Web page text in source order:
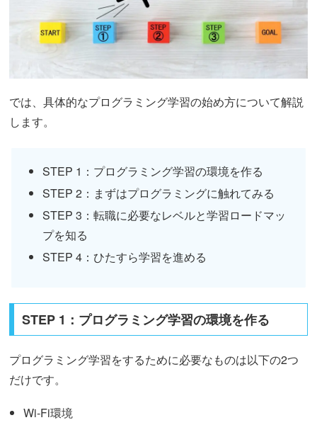
では、具体的なプログラミング学習の始め方について解説
します。
STEP 1：プログラミング学習の環境を作る
STEP 2：まずはプログラミングに触れてみる
STEP 3：転職に必要なレベルと学習ロードマッ
プを知る
STEP 4：ひたすら学習を進める
STEP 1：プログラミング学習の環境を作る
プログラミング学習をするために必要なものは以下の2つ
だけです。
Wi-Fi環境